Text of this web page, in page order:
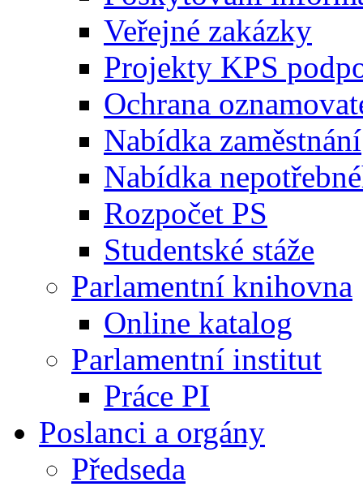
Veřejné zakázky
Projekty KPS
Ochrana
Nabídka zaměstnání
Nabídka
Rozpočet PS
Studentské stáže
Parlamentní knihovna
Online katalog
Parlamentní institut
Práce PI
Poslanci a orgány
Předseda